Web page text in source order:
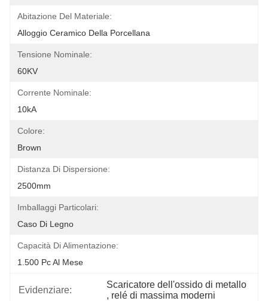
Abitazione Del Materiale:
Alloggio Ceramico Della Porcellana
Tensione Nominale:
60KV
Corrente Nominale:
10kA
Colore:
Brown
Distanza Di Dispersione:
2500mm
Imballaggi Particolari:
Caso Di Legno
Capacità Di Alimentazione:
1.500 Pc Al Mese
Evidenziare:
Scaricatore dell'ossido di metallo
, relé di massima moderni